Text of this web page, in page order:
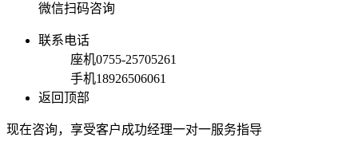
微信扫码咨询
联系电话
座机0755-25705261
手机18926506061
返回顶部
现在咨询，享受客户成功经理一对一服务指导